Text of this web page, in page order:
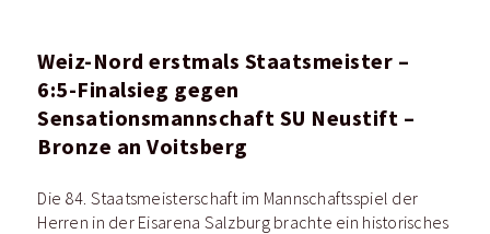
Weiz-Nord erstmals Staatsmeister –
6:5-Finalsieg gegen
Sensationsmannschaft SU Neustift –
Bronze an Voitsberg
Die 84. Staatsmeisterschaft im Mannschaftsspiel der
Herren in der Eisarena Salzburg brachte ein historisches